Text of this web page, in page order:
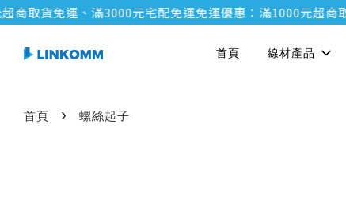
商取貨免運、滿3000元宅配免運免運優惠：滿1000元超商
首頁 線材產品
首頁 › 螺絲起子